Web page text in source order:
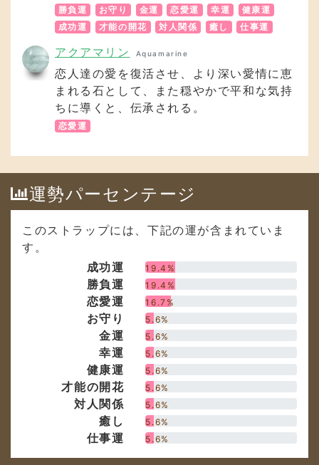
勝負運 お守り 金運 恋愛運 幸運
健康運
成功運
才能の開花 対人関係 癒し 仕事運
アクアマリン Aquamarine
恋人達の愛を復活させ、より深い愛情に恵
まれる石として、また穏やかで平和な気持
ちに導くと、伝承される。
恋愛運
運勢パーセンテージ
このストラップには、下記の運が含まれていま
す。
成功運
19.4%
勝負運 19.4%
恋愛運 16.7%
お守り 5.6%
金運 5.6%
幸運 5.6%
健康運 5.6%
才能の開花 5.6%
対人関係 5.6%
癒し 5.6%
仕事運 5.6%